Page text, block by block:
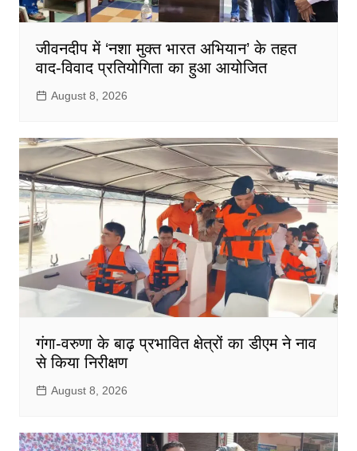
जीवनदीप में ‘नशा मुक्त भारत अभियान’ के तहत
वाद-विवाद प्रतियोगिता का हुआ आयोजित
August 8, 2026
गंगा-वरुणा के बाढ़ प्रभावित क्षेत्रों का डीएम ने नाव
से किया निरीक्षण
August 8, 2026